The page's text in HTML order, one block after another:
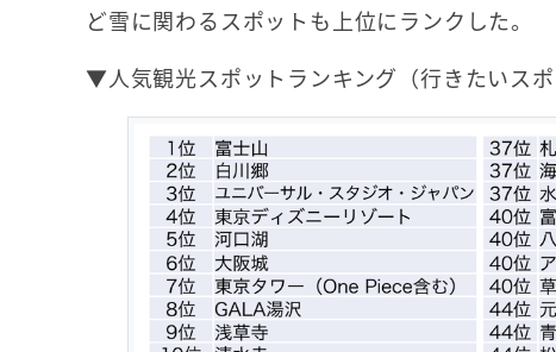
ど雪に関わるスポットも上位にランクした。
▼人気観光スポットランキング（行きたいスポ